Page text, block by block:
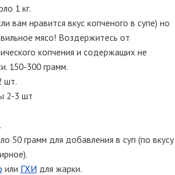
1 кг.
вам нравится вкус копченого в супе) но
мясо! Воздержитесь от
копчения и содержащих не
150-300 грамм.
шт.
2-3 шт
50 грамм для добавления в суп (по вкусу
или ГХИ для жарки.